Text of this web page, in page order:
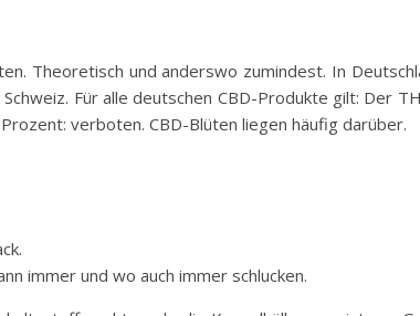
Theoretisch und anderswo zumindest. In
Für alle deutschen CBD-Produkte gilt: Der
verboten. CBD-Blüten liegen häufig darüber.
immer und wo auch immer schlucken.